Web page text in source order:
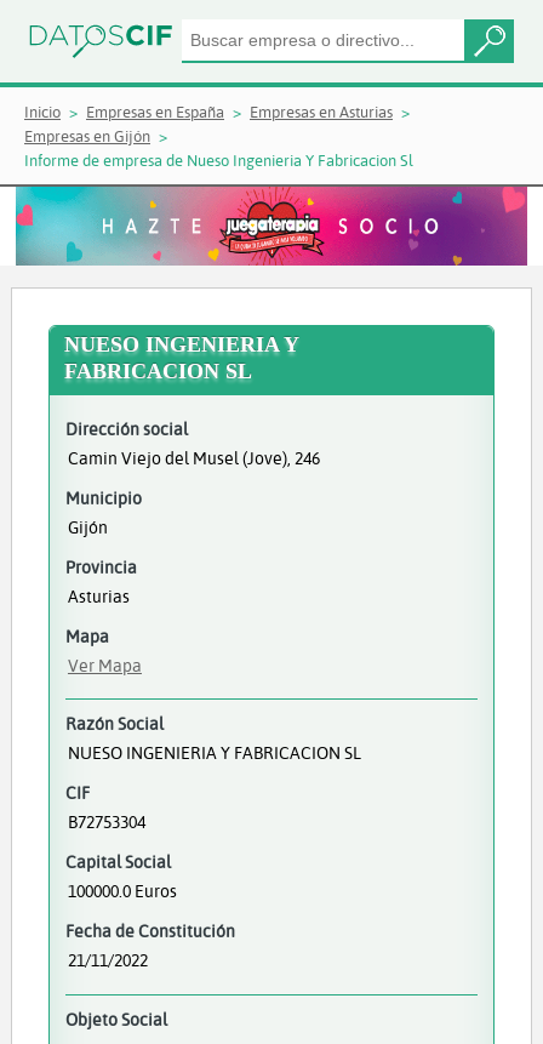
Inicio Empresas en España
Empresas en Asturias
Empresas en Gijón
Informe de empresa de Nueso Ingenieria Y Fabricacion Sl
NUESO INGENIERIA Y
FABRICACION SL
Dirección social
Camin Viejo del Musel (Jove), 246
Municipio
Gijón
Provincia
Asturias
Mapa
Ver Mapa
Razón Social
NUESO INGENIERIA Y FABRICACION SL
CIF
B72753304
Capital Social
100000.0 Euros
Fecha de Constitución
21/11/2022
Objeto Social